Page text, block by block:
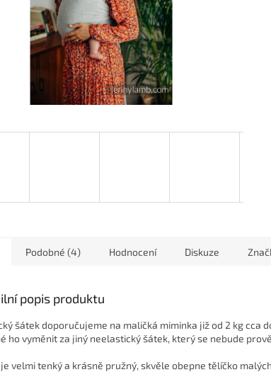
Podobné (4) Hodnocení Diskuze
popis produktu
šátek doporučujeme na maličká miminka již od 2 kg cca
ho vyměnit za jiný neelastický šátek, který se nebude
velmi tenký a krásně pružný, skvěle obepne tělíčko